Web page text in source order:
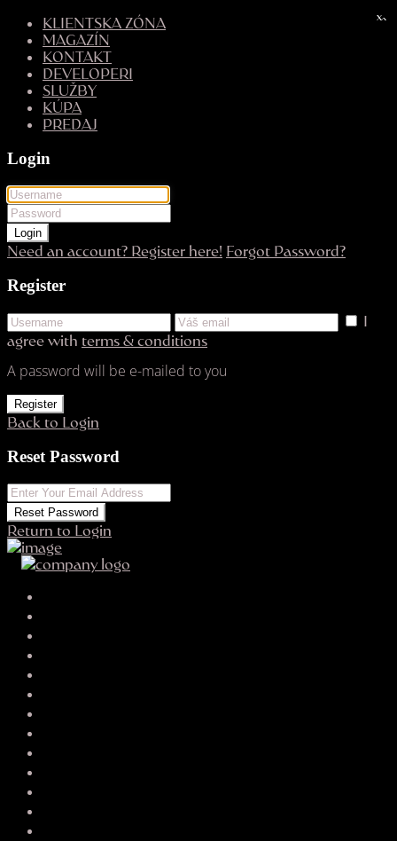
KLIENTSKA ZÓNA
MAGAZÍN
KONTAKT
DEVELOPERI
SLUŽBY
KÚPA
PREDAJ
Login
Login
Need an account? Register here! Forgot Password?
Register
I
agree with terms & conditions
A password will be e-mailed to you
Register
Back to Login
Reset Password
Reset Password
Return to Login
Hypokalkulačka
x
x